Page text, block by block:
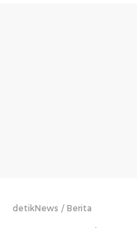
detikNews Berita